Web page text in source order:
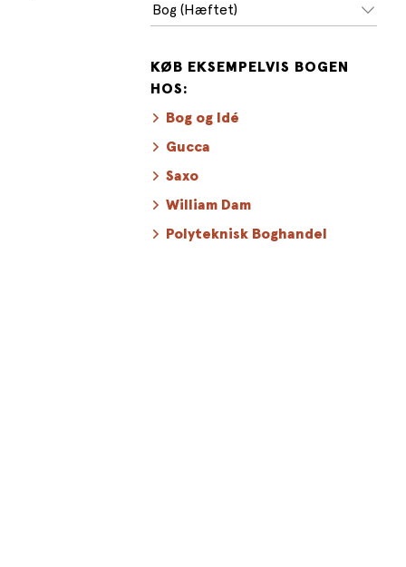
Bog (Hæftet)
KØB EKSEMPELVIS BOGEN
HOS:
Bog og Idé
Gucca
Saxo
William Dam
Polyteknisk Boghandel